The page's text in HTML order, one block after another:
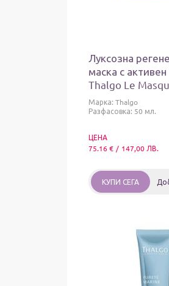
Луксозна
маска с
Thalgo Le
Марка: Thalgo
Разфасовка: 50 мл.
ЦЕНА
75.16€ / 147,00 ЛВ.
КУПИ СЕГА